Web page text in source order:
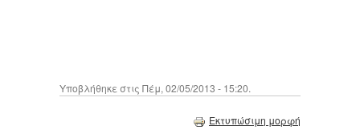
Υποβλήθηκε στις Πέμ, 02/05/2013 - 15:20.
Εκτυπώσιμη μορφή